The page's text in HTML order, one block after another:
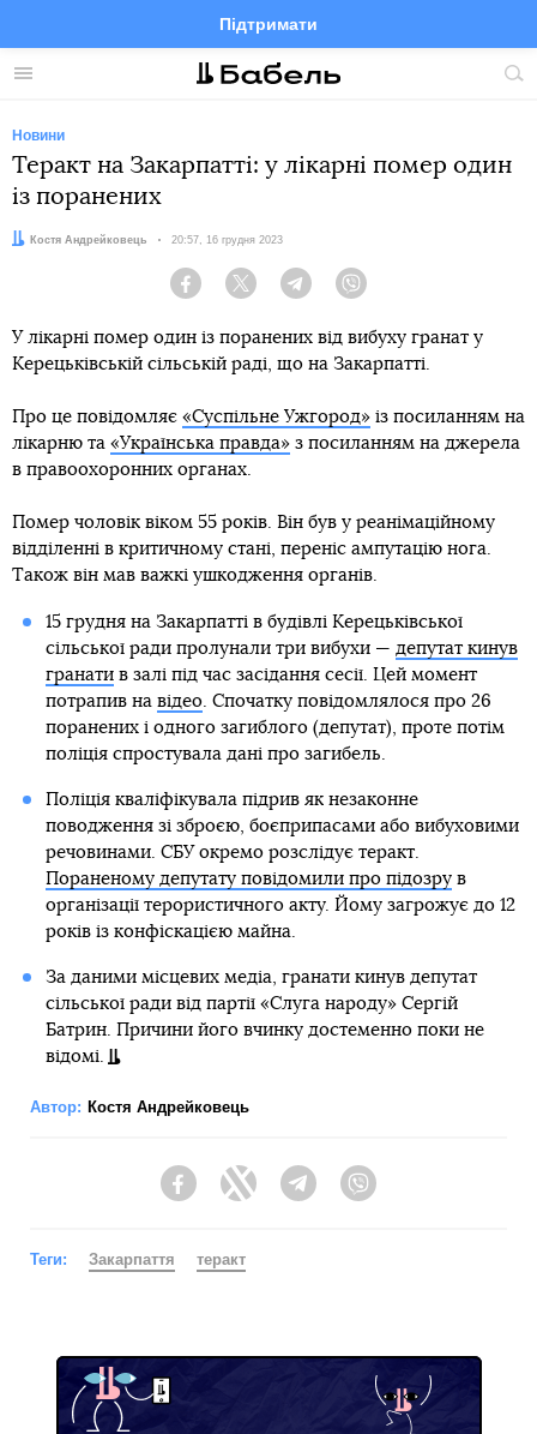
Меню
Підтримати
FacebookTelegramTwitter
Новини
Теракт на Закарпатті: у лікарні помер один
із поранених
Автор:Костя Андрейковець Дата:
20:57, 16 грудня 2023
Facebook Twitter Telegram
У лікарні помер один із поранених від вибуху гранат у
Керецьківській сільській раді, що на Закарпатті.
Про це повідомляє «Суспільне Ужгород» із посиланням на
лікарню та «Українська правда» з посиланням на джерела
в правоохоронних органах.
Помер чоловік віком 55 років. Він був у реанімаційному
відділенні в критичному стані, переніс ампутацію нога.
Також він мав важкі ушкодження органів.
15 грудня на Закарпатті в будівлі Керецьківської
сільської ради пролунали три вибухи — депутат кинув
гранатив залі під час засідання сесії. Цей момент
потрапив на відео. Спочатку повідомлялося про 26
поранених і одного загиблого (депутат), проте потім
поліція спростувала дані про загибель.
Поліція кваліфікувала підрив як незаконне
поводження зі зброєю, боєприпасами або вибуховими
речовинами. СБУ окремо розслідує теракт.
Пораненому депутату повідомили про підозрув
організації терористичного акту. Йому загрожує до 12
років із конфіскацією майна.
За даними місцевих медіа, гранати кинув депутат
сільської ради від партії «Слуга народу» Сергій
Батрин. Причини його вчинку достеменно поки не
відомі.
Автор: Костя Андрейковець
FacebookTwitter Telegram
Теги: Закарпаття теракт